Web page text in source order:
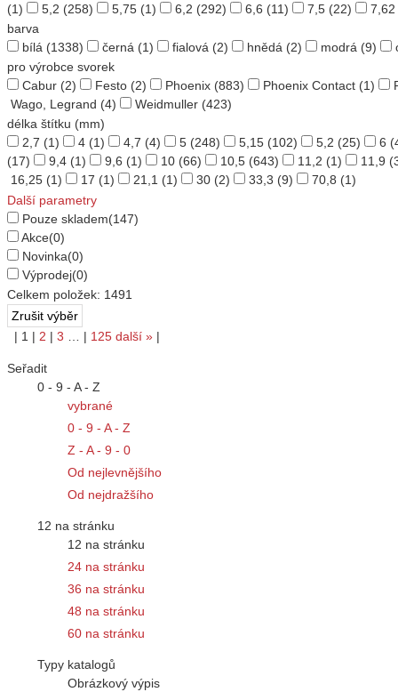
(1)
5,2 (258) 5,75 (1) 6,2 (292) 6,6 (11) 7,5 (22) 7,62
barva
bílá (1338) černá (1) fialová (2) hnědá (2) modrá (9)
pro výrobce svorek
Cabur (2) Festo (2) Phoenix (883) Phoenix Contact (1)
Wago, Legrand (4) Weidmuller (423)
délka štítku (mm)
2,7 (1) 4 (1) 4,7 (4) 5 (248) 5,15 (102) 5,2 (25) 6
(17)
9,4 (1) 9,6 (1) 10 (66) 10,5 (643) 11,2 (1) 11,9
16,25 (1) 17 (1) 21,1 (1) 30 (2) 33,3 (9) 70,8 (1)
Další parametry
Pouze skladem(147)
Akce(0)
Novinka(0)
Výprodej(0)
Celkem položek: 1491
| 1 | 2 | 3 … | 125 další » |
Seřadit
0 - 9 - A - Z
vybrané
0 - 9 - A - Z
Z - A - 9 - 0
Od nejlevnějšího
Od nejdražšího
12 na stránku
12 na stránku
24 na stránku
36 na stránku
48 na stránku
60 na stránku
Typy katalogů
Obrázkový výpis